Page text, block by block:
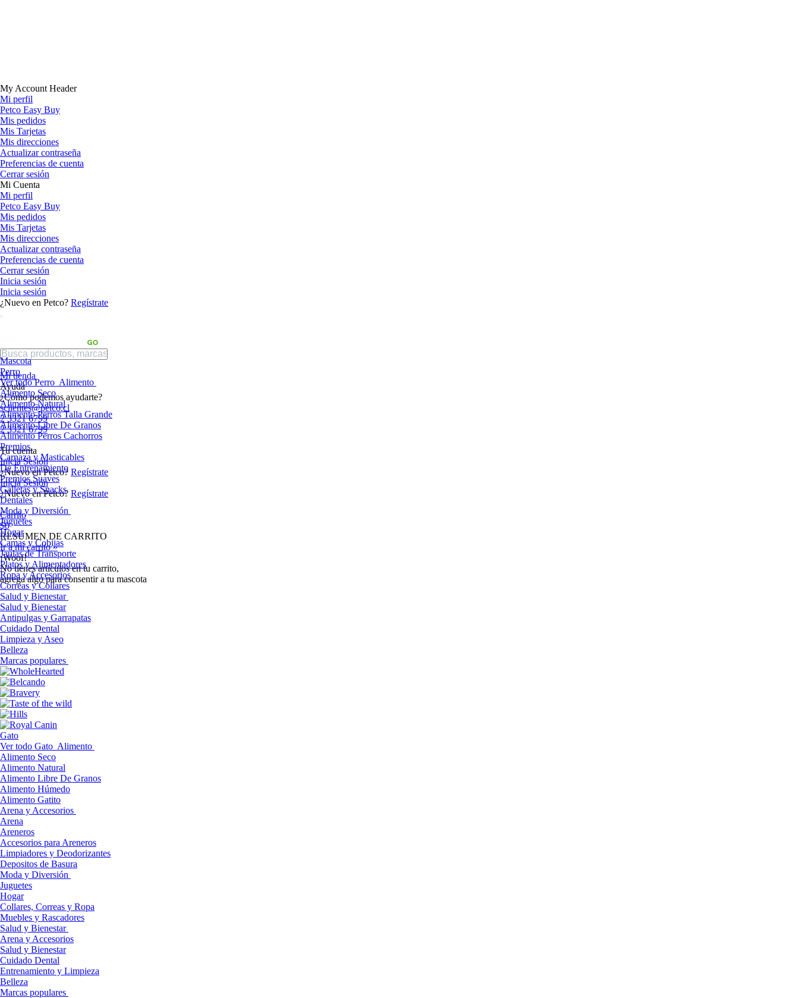
My Account Header
Mi perfil
Petco Easy Buy
Mis pedidos
Mis Tarjetas
Mis direcciones
Actualizar contraseña
Preferencias de cuenta
Cerrar sesión
Mi Cuenta
Mi perfil
Petco Easy Buy
Mis pedidos
Mis Tarjetas
Mis direcciones
Actualizar contraseña
Preferencias de cuenta
Cerrar sesión
Inicia sesión
Inicia sesión
¿Nuevo en Petco? Regístrate
Mi tienda
Ayuda
¿Cómo podemos ayudarte?
sclientes@petco.cl
2 3321 6799
2 3321 6799
Tu cuenta
Inicia Sesión
¿Nuevo en Petco? Regístrate
Inicia Sesión
¿Nuevo en Petco? Regístrate
Carrito
$0
RESUMEN DE CARRITO
Ir a mi carrito »
¡Woof!
No tíenes artículos en tu carrito,
agrega algo para consentir a tu mascota
Mascota
Perro
Ver todo Perro Alimento
Alimento Seco
Alimento Natural
Alimento Perros Talla Grande
Alimento Libre De Granos
Alimento Perros Cachorros
Premios
Carnaza y Masticables
De Entrenamiento
Premios Suaves
Galletas y Snacks
Dentales
Moda y Diversión
Juguetes
Hogar
Camas y Cobijas
Jaulas de Transporte
Platos y Alimentadores
Ropa y Accesorios
Correas y Collares
Salud y Bienestar
Salud y Bienestar
Antipulgas y Garrapatas
Cuidado Dental
Limpieza y Aseo
Belleza
Marcas populares
Gato
Ver todo Gato Alimento
Alimento Seco
Alimento Natural
Alimento Libre De Granos
Alimento Húmedo
Alimento Gatito
Arena y Accesorios
Arena
Areneros
Accesorios para Areneros
Limpiadores y Deodorizantes
Depositos de Basura
Moda y Diversión
Juguetes
Hogar
Collares, Correas y Ropa
Muebles y Rascadores
Salud y Bienestar
Arena y Accesorios
Salud y Bienestar
Cuidado Dental
Entrenamiento y Limpieza
Belleza
Marcas populares